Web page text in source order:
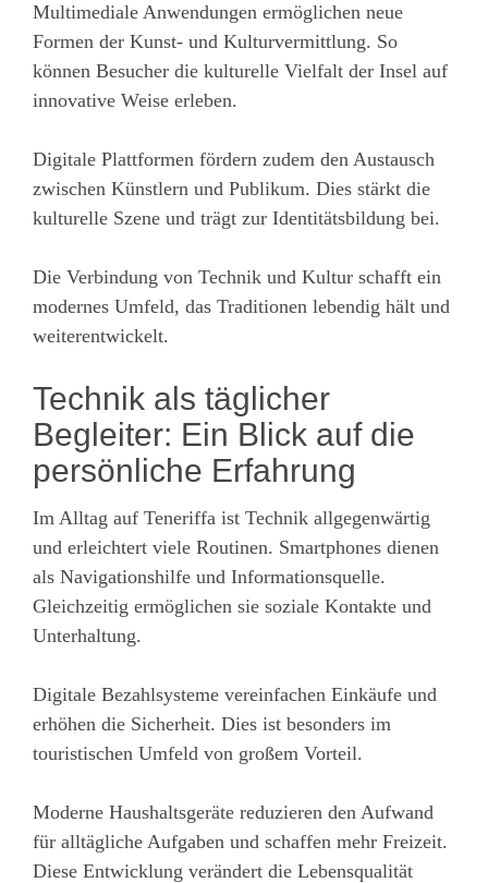
Multimediale Anwendungen ermöglichen neue
Formen der Kunst- und Kulturvermittlung. So
können Besucher die kulturelle Vielfalt der Insel auf
innovative Weise erleben.
Digitale Plattformen fördern zudem den Austausch
zwischen Künstlern und Publikum. Dies stärkt die
kulturelle Szene und trägt zur Identitätsbildung bei.
Die Verbindung von Technik und Kultur schafft ein
modernes Umfeld, das Traditionen lebendig hält und
weiterentwickelt.
Technik als täglicher
Begleiter: Ein Blick auf die
persönliche Erfahrung
Im Alltag auf Teneriffa ist Technik allgegenwärtig
und erleichtert viele Routinen. Smartphones dienen
als Navigationshilfe und Informationsquelle.
Gleichzeitig ermöglichen sie soziale Kontakte und
Unterhaltung.
Digitale Bezahlsysteme vereinfachen Einkäufe und
erhöhen die Sicherheit. Dies ist besonders im
touristischen Umfeld von großem Vorteil.
Moderne Haushaltsgeräte reduzieren den Aufwand
für alltägliche Aufgaben und schaffen mehr Freizeit.
Diese Entwicklung verändert die Lebensqualität